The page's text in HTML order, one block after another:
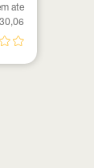
ate